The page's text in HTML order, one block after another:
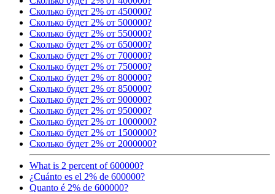
Сколько будет 2% от 450000?
Сколько будет 2% от 500000?
Сколько будет 2% от 550000?
Сколько будет 2% от 650000?
Сколько будет 2% от 700000?
Сколько будет 2% от 750000?
Сколько будет 2% от 800000?
Сколько будет 2% от 850000?
Сколько будет 2% от 900000?
Сколько будет 2% от 950000?
Сколько будет 2% от 1000000?
Сколько будет 2% от 1500000?
Сколько будет 2% от 2000000?
What is 2 percent of 600000?
¿Cuánto es el 2% de 600000?
Quanto é 2% de 600000?